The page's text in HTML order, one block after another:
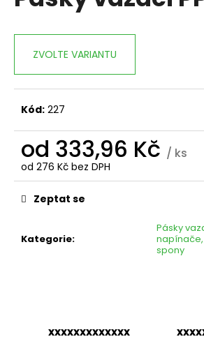
hvězdiček.
ZVOLTE VARIANTU
Kód: 227
od 333,96 Kč / ks
od 276 Kč bez DPH
Měrná
cena:
Kategorie:
Pásky
spony
Zeptat se
xxxxxxxxxxxxx
j
t
?
HLEDAT
o